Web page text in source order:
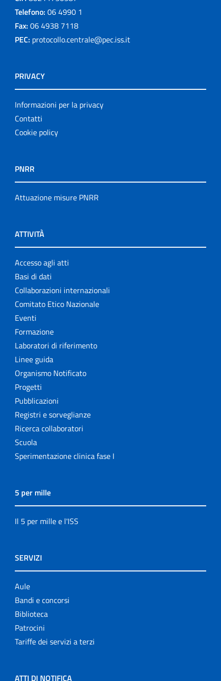
Telefono: 06 4990 1
Fax: 06 4938 7118
PEC: protocollo.centrale@pec.iss.it
PRIVACY
Informazioni per la privacy
Contatti
Cookie policy
PNRR
Attuazione misure PNRR
ATTIVITÀ
Accesso agli atti
Basi di dati
Collaborazioni internazionali
Comitato Etico Nazionale
Eventi
Formazione
Laboratori di riferimento
Linee guida
Organismo Notificato
Progetti
Pubblicazioni
Registri e sorveglianze
Ricerca collaboratori
Scuola
Sperimentazione clinica fase I
5 per mille
Il 5 per mille e l'ISS
SERVIZI
Aule
Bandi e concorsi
Biblioteca
Patrocini
Tariffe dei servizi a terzi
ATTI DI NOTIFICA